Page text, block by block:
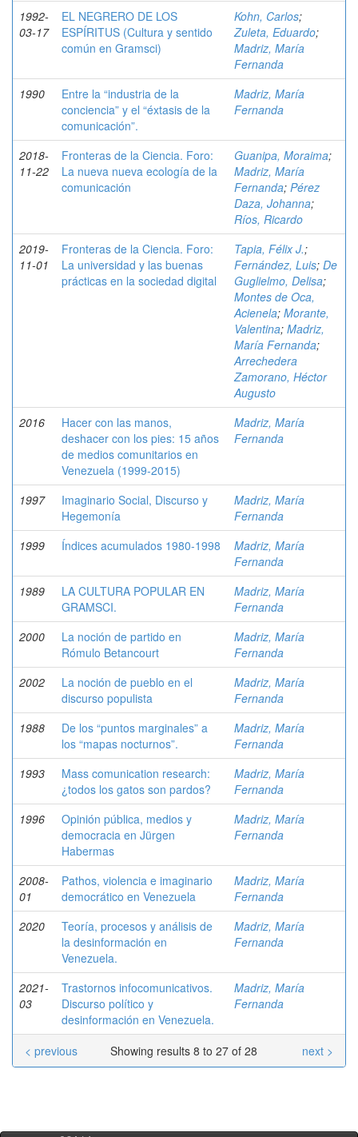
1992-
03-17
EL NEGRERO DE LOS
ESPÍRITUS (Cultura y sentido
común en Gramsci)
Kohn, Carlos;
Zuleta, Eduardo;
Madriz, María
Fernanda
1990
Entre la “industria de la
conciencia” y el “éxtasis de la
comunicación”.
Madriz, María
Fernanda
2018-
11-22
Fronteras de la Ciencia. Foro:
La nueva nueva ecología de la
comunicación
Guanipa, Moraima;
Madriz, María
Fernanda; Pérez
Daza, Johanna;
Ríos, Ricardo
2019-
11-01
Fronteras de la Ciencia. Foro:
La universidad y las buenas
prácticas en la sociedad digital
Tapia, Félix J.;
Fernández, Luis; De
Guglielmo, Delisa;
Montes de Oca,
Acienela; Morante,
Valentina; Madriz,
María Fernanda;
Arrechedera
Zamorano, Héctor
Augusto
2016
Hacer con las manos,
deshacer con los pies: 15 años
de medios comunitarios en
Venezuela (1999-2015)
Madriz, María
Fernanda
1997
Imaginario Social, Discurso y
Hegemonía
Madriz, María
Fernanda
1999
Índices acumulados 1980-1998
Madriz, María
Fernanda
1989
LA CULTURA POPULAR EN
GRAMSCI.
Madriz, María
Fernanda
2000
La noción de partido en
Rómulo Betancourt
Madriz, María
Fernanda
2002
La noción de pueblo en el
discurso populista
Madriz, María
Fernanda
1988
De los “puntos marginales” a
los “mapas nocturnos”.
Madriz, María
Fernanda
1993
Mass comunication research:
¿todos los gatos son pardos?
Madriz, María
Fernanda
1996
Opinión pública, medios y
democracia en Jürgen
Habermas
Madriz, María
Fernanda
2008-
01
Pathos, violencia e imaginario
democrático en Venezuela
Madriz, María
Fernanda
2020
Teoría, procesos y análisis de
la desinformación en
Venezuela.
Madriz, María
Fernanda
2021-
03
Trastornos infocomunicativos.
Discurso político y
desinformación en Venezuela.
Madriz, María
Fernanda
Showing results 8 to 27 of 28
< previous next >